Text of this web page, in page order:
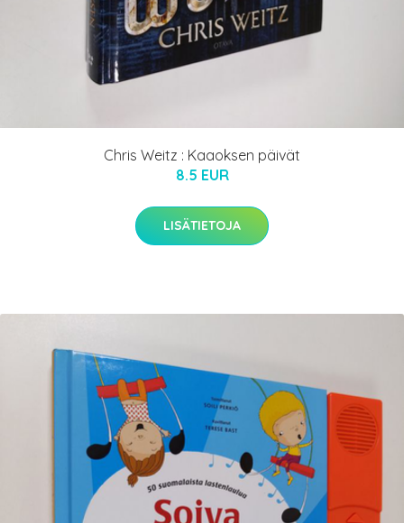
Chris Weitz : Kaaoksen päivät
8.5 EUR
LISÄTIETOJA